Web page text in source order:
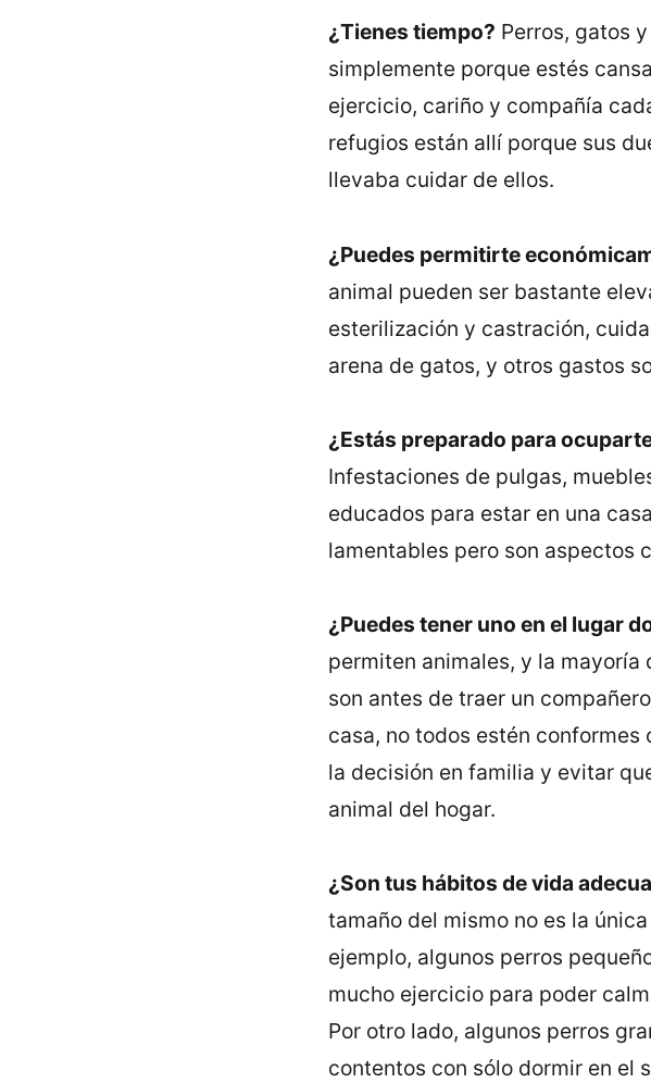
¿Tienes tiempo? Perros, gatos
simplemente porque estés
ejercicio, cariño y compañí­a
refugios están allí­ porque sus
llevaba cuidar de ellos.
¿Puedes permitirte
animal pueden ser bastante
esterilización y castración,
arena de gatos, y otros gastos
¿Estás preparado para
Infestaciones de pulgas,
educados para estar en una
lamentables pero son aspectos
¿Puedes tener uno en el lugar
permiten animales, y la
son antes de traer un
casa, no todos estén
la decisión en familia y evitar
animal del hogar.
¿Son tus hábitos de vida
tamaño del mismo no es la
ejemplo, algunos perros
mucho ejercicio para poder
Por otro lado, algunos perros
contentos con sólo dormir en el